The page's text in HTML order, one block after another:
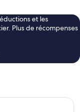
et les
Plus de récompenses